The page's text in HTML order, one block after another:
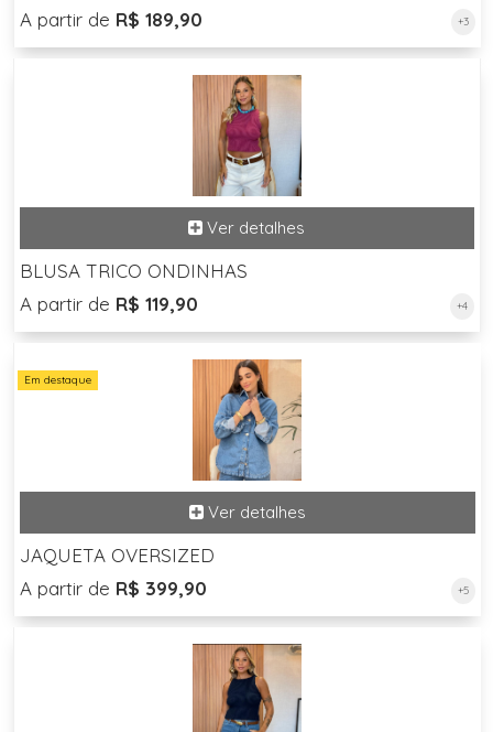
A partir de R$ 189,90 +3
BLUSA TRICO ONDINHAS
A partir de R$ 119,90 +4
Em destaque
JAQUETA OVERSIZED
A partir de R$ 399,90 +5